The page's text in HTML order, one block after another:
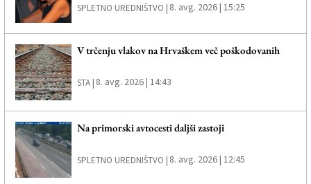
SPLETNO UREDNIŠTVO | 8. avg. 2026 | 15:25
V trčenju vlakov na Hrvaškem več poškodovanih
STA | 8. avg. 2026 | 14:43
Na primorski avtocesti daljši zastoji
SPLETNO UREDNIŠTVO | 8. avg. 2026 | 12:45